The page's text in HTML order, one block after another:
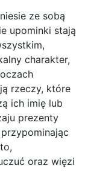
ze sobą
upominki stają
charakter,
rzeczy, które
ich imię lub
prezenty
oraz więzi